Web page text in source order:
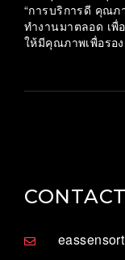
“การบริการดี คุณภ
ทำงานมาตลอด เ
ให้มีคุณภาพเพื่อรอ